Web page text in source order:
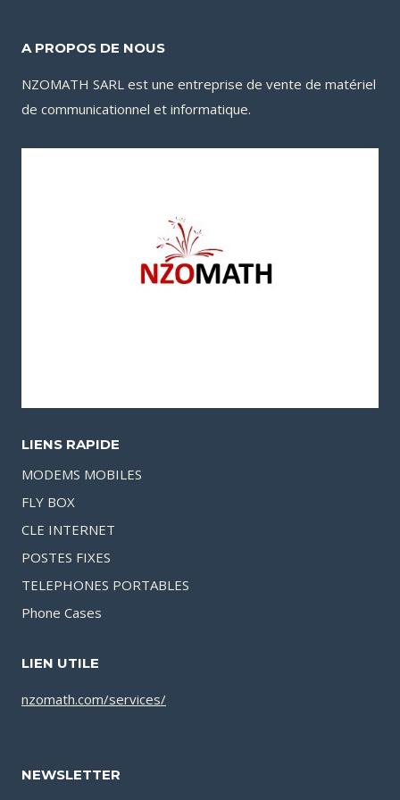
A PROPOS DE NOUS
NZOMATH SARL est une entreprise de vente de matériel
de communicationnel et informatique.
LIENS RAPIDE
MODEMS MOBILES
FLY BOX
CLE INTERNET
POSTES FIXES
TELEPHONES PORTABLES
Phone Cases
LIEN UTILE
nzomath.com/services/
NEWSLETTER